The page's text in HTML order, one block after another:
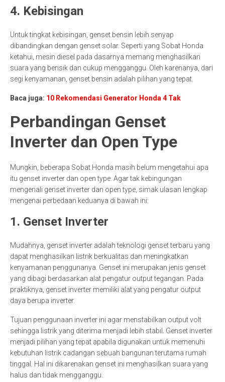
4. Kebisingan
Untuk tingkat kebisingan, genset bensin lebih senyap
dibandingkan dengan genset solar. Seperti yang Sobat Honda
ketahui, mesin diesel pada dasarnya memang menghasilkan
suara yang berisik dan cukup mengganggu. Oleh karenanya, dari
segi kenyamanan, genset bensin adalah pilihan yang tepat.
Baca juga: 10 Rekomendasi Generator Honda 4 Tak
Perbandingan Genset
Inverter dan Open Type
Mungkin, beberapa Sobat Honda masih belum mengetahui apa
itu genset inverter dan open type. Agar tak kebingungan
mengenali genset inverter dan open type, simak ulasan lengkap
mengenai perbedaan keduanya di bawah ini:
1. Genset Inverter
Mudahnya, genset inverter adalah teknologi genset terbaru yang
dapat menghasilkan listrik berkualitas dan meningkatkan
kenyamanan penggunanya. Genset ini merupakan jenis genset
yang dibagi berdasarkan alat pengatur output tegangan. Pada
praktiknya, genset inverter memiliki alat yang pengatur output
daya berupa inverter.
Tujuan penggunaan inverter ini agar menstabilkan output volt
sehingga listrik yang diterima menjadi lebih stabil. Genset inverter
menjadi pilihan yang tepat apabila digunakan untuk memenuhi
kebutuhan listrik cadangan sebuah bangunan terutama rumah
tinggal. Hal ini dikarenakan genset ini menghasilkan suara yang
halus dan tidak mengganggu.